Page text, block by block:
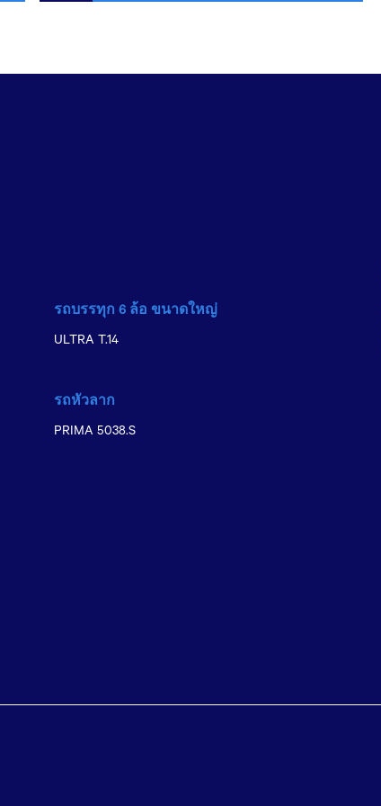
รถบรรทุก 6 ล้อ ขนาดใหญ่
ULTRA T.14
รถหัวลาก​
PRIMA 5038.S